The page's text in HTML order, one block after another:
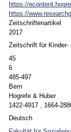
https://
https://
Zeitschriftenartikel
2017
Zeitschrift für Kinder-
45
6
485-497
Bern
Hogrefe & Huber
1422-4917 , 1664-
Deutsch